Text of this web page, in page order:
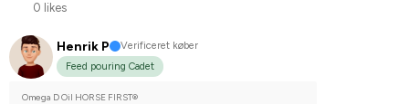
0 likes
Henrik P
Verificeret køber
Feed pouring Cadet
Omega D Oil HORSE FIRST®